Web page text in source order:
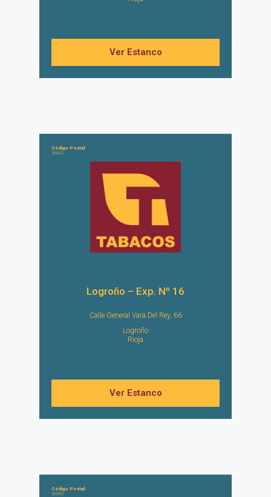
Ver Estanco
Código Postal:
26002
Logroño – Exp. Nº 16
Calle General Vara Del Rey, 66
Logroño
Rioja
Ver Estanco
Código Postal:
26002